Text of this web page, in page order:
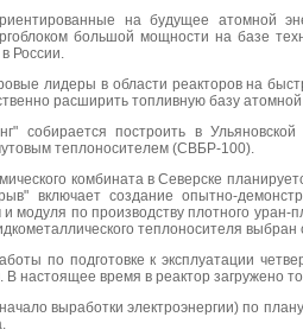
на будущее атомной
большой мощности на базе
России.
лидеры в области реакторов на
расширить топливную базу
собирается построить в
теплоносителем (СВБР-100).
комбината в Северске
включает создание опытно-
модуля по производству плотного уран-
теплоносителя выбран
по подготовке к эксплуатации
настоящее время в реактор загружено
выработки электроэнергии) по